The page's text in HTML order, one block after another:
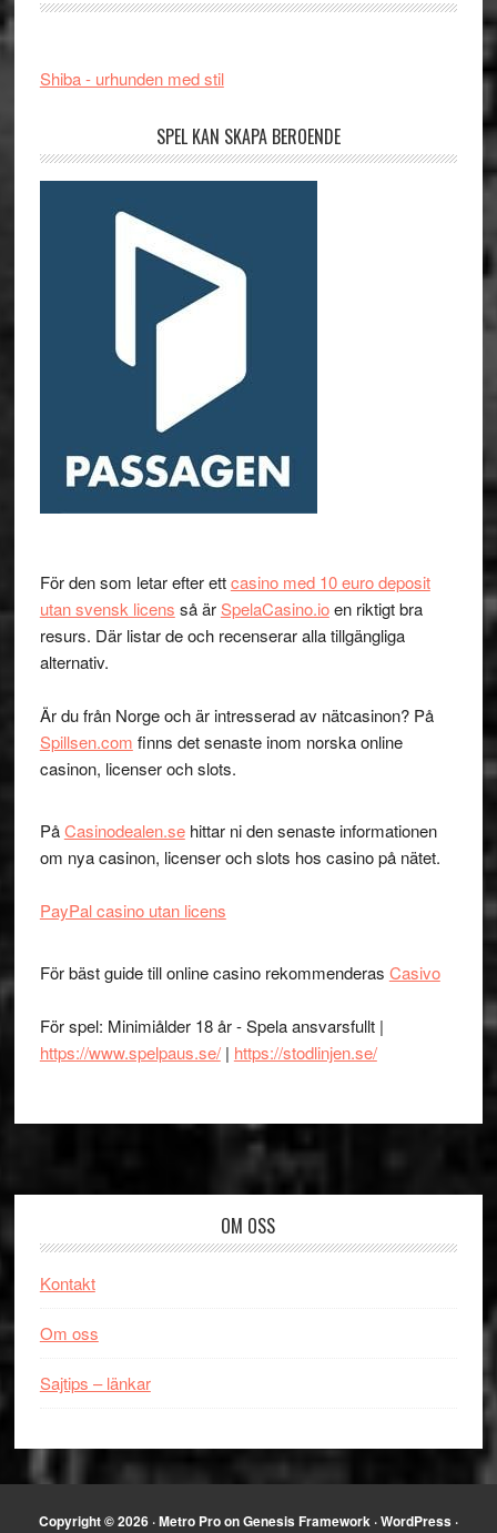
Shiba - urhunden med stil
SPEL KAN SKAPA BEROENDE
För den som letar efter ettcasino med 10 euro deposit
utan svensk licens så ärSpelaCasino.ioen riktigt bra
resurs. Där listar de och recenserar alla tillgängliga
alternativ.
Är du från Norge och är intresserad av nätcasinon? På
Spillsen.com finns det senaste inom norska online
casinon, licenser och slots.
PåCasinodealen.sehittar ni den senaste informationen
om nya casinon, licenser och slots hos casino på nätet.
PayPal casino utan licens
För bäst guide till online casino rekommenderas Casivo
För spel: Minimiålder 18 år - Spela ansvarsfullt |
https://www.spelpaus.se/| https://stodlinjen.se/
OM OSS
Kontakt
Om oss
Sajtips – länkar
Copyright © 2026 ·Metro ProonGenesis Framework ·WordPress ·